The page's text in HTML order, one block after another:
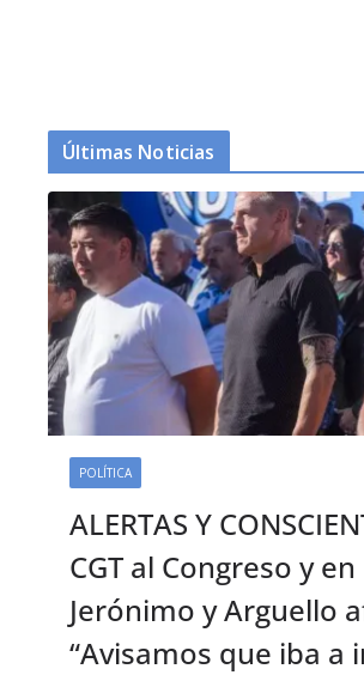
Últimas Noticias
POLÍTICA
ALERTAS Y
CGT al Congreso y
Jerónimo y Arguello
“Avisamos que iba a